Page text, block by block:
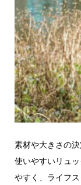
素材や大きさの
使いやすいリュ
やすく、ライフ